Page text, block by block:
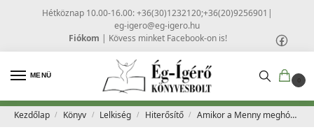
Hétköznap 10.00-16.00: +36(30)1232120;+36(20)9256901 |
eg-igero@eg-igero.hu
Fiókom | Kövess minket Facebook-on is!
MENÜ
0
Kezdőlap / Könyv / Lelkiség / Hiterősítő / Amikor a Menny meghódítja a Földet – Bill Johnson